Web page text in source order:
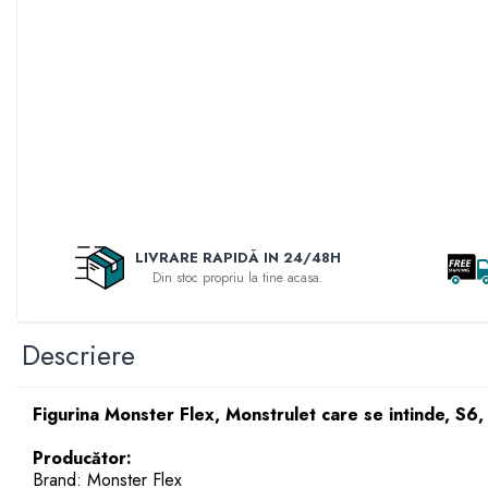
Jucarii Bebelusi
Jucarii De Plus
Puzzle
Zenva-Auto
LIVRARE RAPIDĂ IN 24/48H
Din stoc propriu la tine acasa.
Descriere
Figurina Monster Flex, Monstrulet care se intinde,
Producător:
Brand: Monster Flex